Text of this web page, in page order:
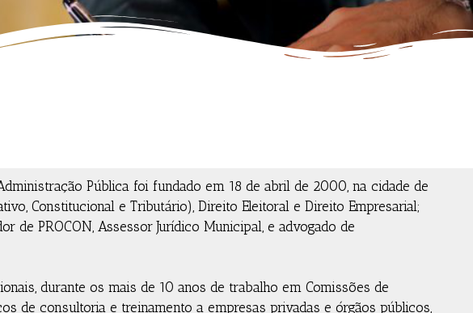
Pública foi fundado em 18 de abril de 2000, na cidade de
Constitucional e Tributário), Direito Eleitoral e Direito Empresarial;
de PROCON, Assessor Jurídico Municipal, e advogado de
durante os mais de 10 anos de trabalho em Comissões de
de consultoria e treinamento a empresas privadas e órgãos públicos,